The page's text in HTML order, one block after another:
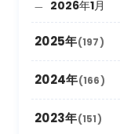
2026年1月
2025年(197)
2025年12月
2025年11月
2024年(166)
2024年12月
2023年(151)